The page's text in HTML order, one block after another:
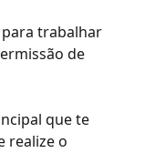
trabalhar
de
que te
realize o